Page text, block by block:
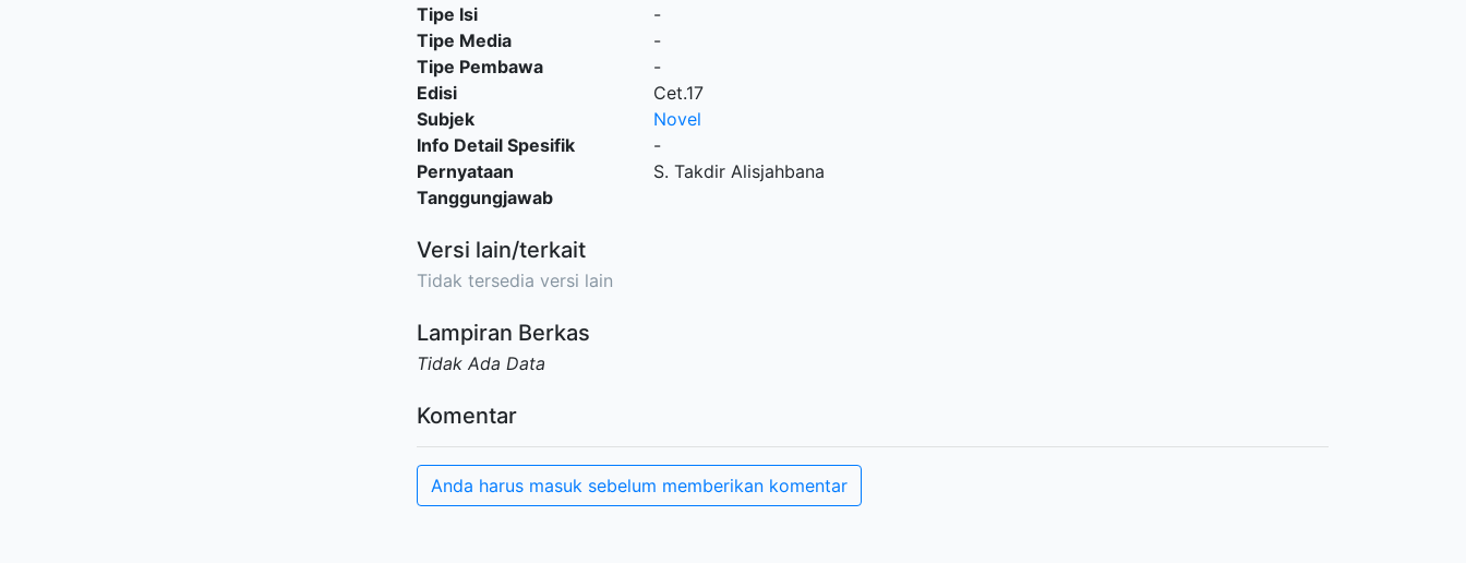
Tipe Isi
-
Tipe Media
-
Tipe Pembawa
-
Edisi
Cet.17
Subjek
Novel
Info Detail Spesifik
-
Pernyataan
Tanggungjawab
S. Takdir Alisjahbana
Versi lain/terkait
Tidak tersedia versi lain
Lampiran Berkas
Tidak Ada Data
Komentar
Anda harus masuk sebelum memberikan komentar